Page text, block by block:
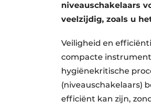
niveauschakelaars
veelzijdig, zoals u
Veiligheid en
compacte
hygiënekritische
(niveauschakelaars)
efficiënt kan zijn,